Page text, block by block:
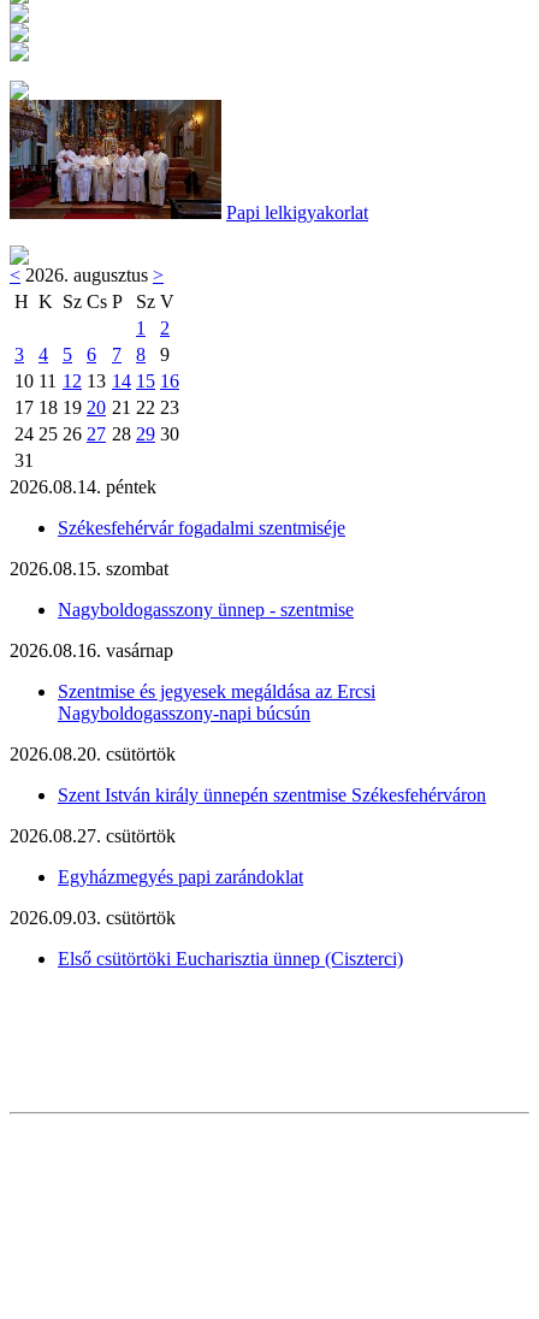
Papi lelkigyakorlat
< 2026. augusztus >
H K Sz Cs P Sz V
1
2
3
4 5 6 7 8
9
10 11 12 13 14 15 16
17 18 19 20 21 22 23
24 25 26 27 28 29 30
31
2026.08.14. péntek
Székesfehérvár fogadalmi szentmiséje
2026.08.15. szombat
Nagyboldogasszony ünnep - szentmise
2026.08.16. vasárnap
Szentmise és jegyesek megáldása az Ercsi
Nagyboldogasszony-napi búcsún
2026.08.20. csütörtök
Szent István király ünnepén szentmise Székesfehérváron
2026.08.27. csütörtök
Egyházmegyés papi zarándoklat
2026.09.03. csütörtök
Első csütörtöki Eucharisztia ünnep (Ciszterci)